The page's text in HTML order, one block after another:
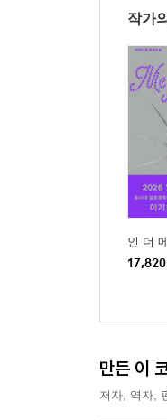
작가
인 더
17,820
만든 이
저자, 역자,